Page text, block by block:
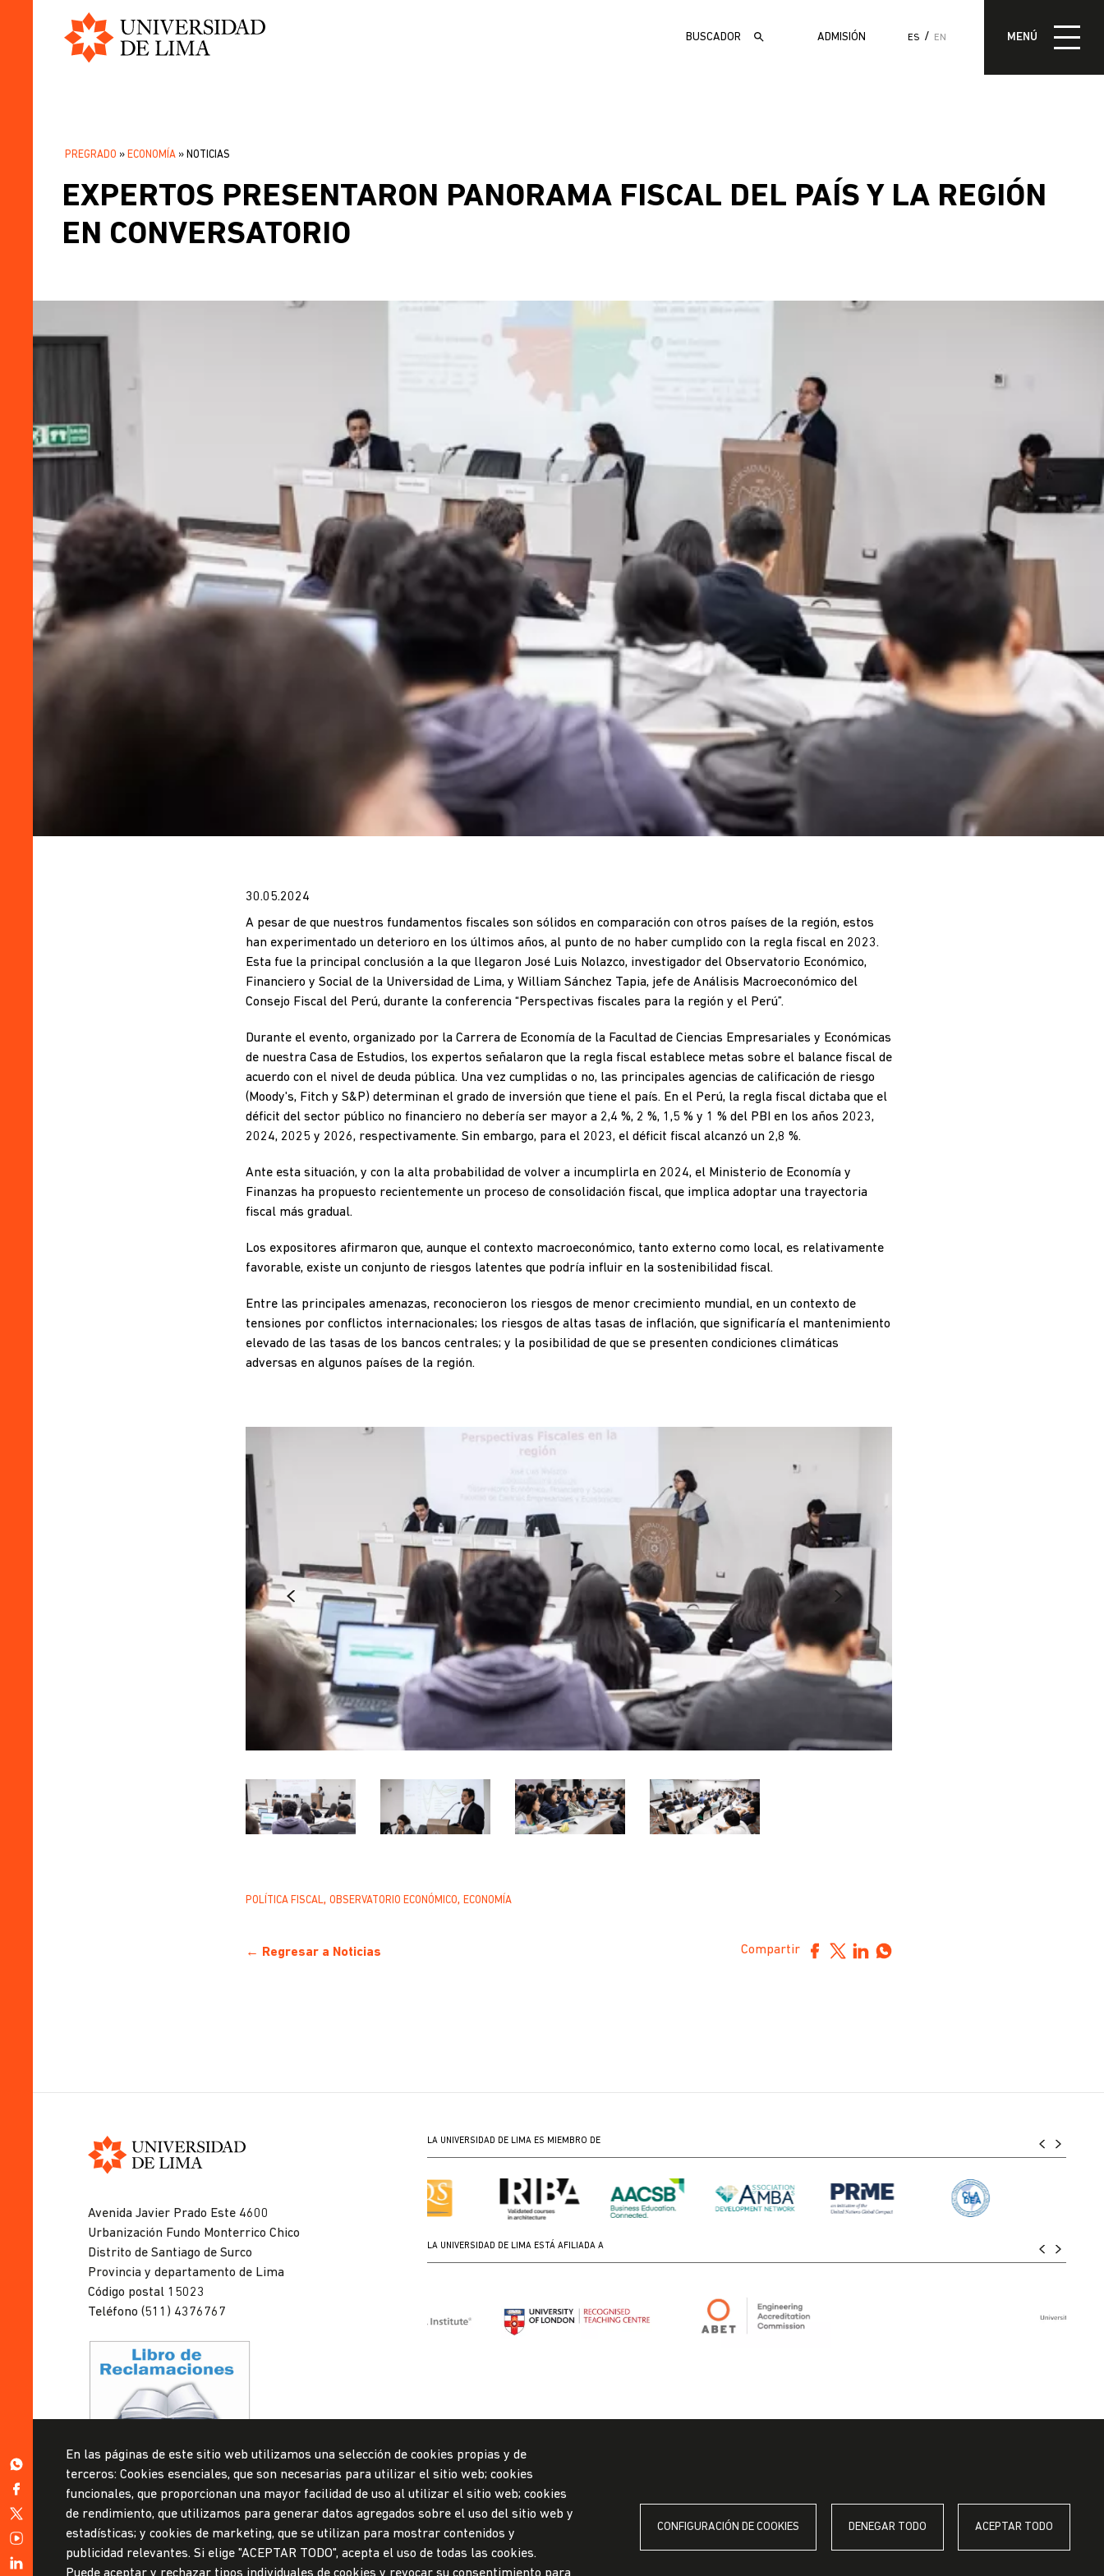
Buscar
MENÚ
ADMISIÓN ES EN MENÚ
SOBRESCRIBIR
ENLACES
DE
NAVEGACIÓN
PREGRADO ECONOMÍA NOTICIAS
EXPERTOS PRESENTARON PANORAMA FISCAL DEL PAÍS Y LA REGIÓN
EN CONVERSATORIO
30.05.2024
A pesar de que nuestros fundamentos fiscales son sólidos en comparación con otros países de la región, estos
han experimentado un deterioro en los últimos años, al punto de no haber cumplido con la regla fiscal en 2023.
Esta fue la principal conclusión a la que llegaron José Luis Nolazco, investigador del Observatorio Económico,
Financiero y Social de la Universidad de Lima, y William Sánchez Tapia, jefe de Análisis Macroeconómico del
Consejo Fiscal del Perú, durante la conferencia “Perspectivas fiscales para la región y el Perú”.
Durante el evento, organizado por la Carrera de Economía de la Facultad de Ciencias Empresariales y Económicas
de nuestra Casa de Estudios, los expertos señalaron que la regla fiscal establece metas sobre el balance fiscal de
acuerdo con el nivel de deuda pública. Una vez cumplidas o no, las principales agencias de calificación de riesgo
(Moody's, Fitch y S&P) determinan el grado de inversión que tiene el país. En el Perú, la regla fiscal dictaba que el
déficit del sector público no financiero no debería ser mayor a 2,4 %, 2 %, 1,5 % y 1 % del PBI en los años 2023,
2024, 2025 y 2026, respectivamente. Sin embargo, para el 2023, el déficit fiscal alcanzó un 2,8 %.
Ante esta situación, y con la alta probabilidad de volver a incumplirla en 2024, el Ministerio de Economía y
Finanzas ha propuesto recientemente un proceso de consolidación fiscal, que implica adoptar una trayectoria
fiscal más gradual.
Los expositores afirmaron que, aunque el contexto macroeconómico, tanto externo como local, es relativamente
favorable, existe un conjunto de riesgos latentes que podría influir en la sostenibilidad fiscal.
Entre las principales amenazas, reconocieron los riesgos de menor crecimiento mundial, en un contexto de
tensiones por conflictos internacionales; los riesgos de altas tasas de inflación, que significaría el mantenimiento
elevado de las tasas de los bancos centrales; y la posibilidad de que se presenten condiciones climáticas
adversas en algunos países de la región.
POLÍTICA FISCAL, OBSERVATORIO ECONÓMICO, ECONOMÍA
Compartir
← Regresar a Noticias
Avenida Javier Prado Este 4600
Urbanización Fundo Monterrico Chico
Distrito de Santiago de Surco
Provincia y departamento de Lima
Código postal 15023
Teléfono (511) 4376767
Mesa de partes
© Universidad de Lima, 2024
Todos los derechos reservados
Diseñado porPartners
LA UNIVERSIDAD DE LIMA ES MIEMBRO DE
LA UNIVERSIDAD DE LIMA ESTÁ AFILIADA A
En las páginas de este sitio web utilizamos una selección de cookies propias y de
terceros: Cookies esenciales, que son necesarias para utilizar el sitio web; cookies
funcionales, que proporcionan una mayor facilidad de uso al utilizar el sitio web; cookies
de rendimiento, que utilizamos para generar datos agregados sobre el uso del sitio web y
estadísticas; y cookies de marketing, que se utilizan para mostrar contenidos y
publicidad relevantes. Si elige "ACEPTAR TODO", acepta el uso de todas las cookies.
CONFIGURACIÓN DE COOKIES DENEGAR TODO ACEPTAR TODO
https://wa.me/51999967160
https://www.facebook.com/ulima.pe
https://twitter.com/udelima
https://www.youtube.com/channel/UCW0tN7v9ZvYGWNJkaAylYQg
https://www.linkedin.com/school/universidad-